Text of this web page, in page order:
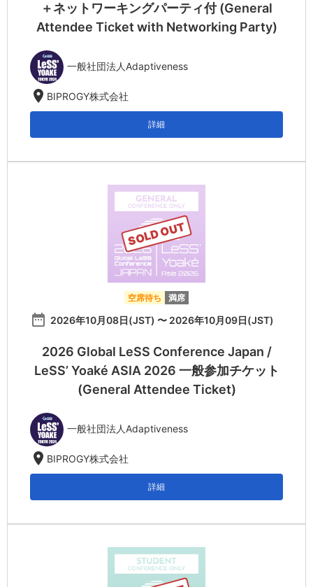
＋ネットワーキングパーティ付 (General
Attendee Ticket with Networking Party)
一般社団法人Adaptiveness
location_on BIPROGY株式会社
詳細
SOLD OUT
空席待ち 満席
date_range 2026年10月08日(JST) 〜 2026年10月09日(JST)
2026 Global LeSS Conference Japan /
LeSS’ Yoaké ASIA 2026 一般参加チケット
(General Attendee Ticket)
一般社団法人Adaptiveness
location_on BIPROGY株式会社
詳細